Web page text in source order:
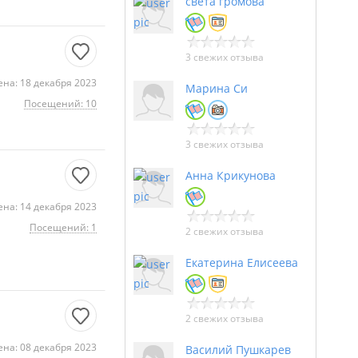
18 декабря 2023
Посещений: 10
14 декабря 2023
Посещений: 1
08 декабря 2023
3 свежих отзыва
Марина Си
3 свежих отзыва
Анна Крикунова
2 свежих отзыва
Екатерина Елисеева
2 свежих отзыва
Василий Пушкарев